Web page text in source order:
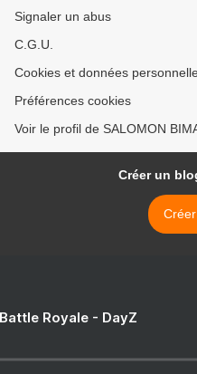
Signaler un abus
C.G.U.
Cookies et données
Préférences cookies
Voir le profil de SALOMON
Créer un
Royale - DayZ